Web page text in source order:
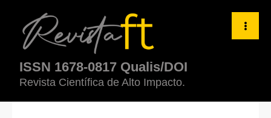
A repressão penal à embriaguez ao volante e seus reflexos na
ISSN 1678-0817 Qualis/DOI
Revista Científica de Alto Impacto.